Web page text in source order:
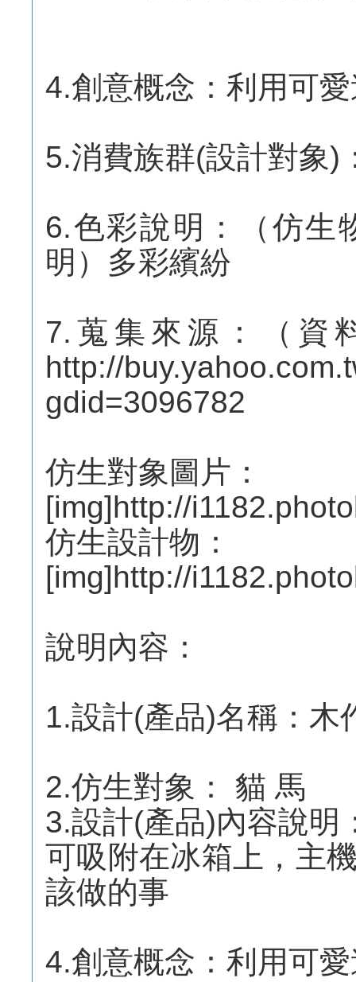
4.創意概念：利用可
5.消費族群(設計對象)
6.色彩說明：（仿生
明）多彩繽紛
7.蒐集來源：（資
http://
gdid=3096782
仿生對象圖片：
[img]http://
仿生設計物：
[img]http://
說明內容：
1.設計(產品)名稱：木
2.仿生對象： 貓 馬
3.設計(產品)內容說明
可吸附在冰箱上，主
該做的事
4.創意概念：利用可